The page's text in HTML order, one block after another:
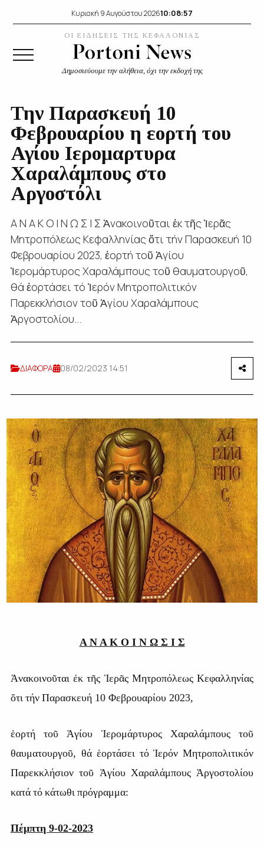
Κυριακή 9 Αυγούστου 202610:08:57
ΟΙ ΕΙΔΗΣΕΙΣ ΤΗΣ ΚΕΦΑΛΟΝΙΑΣ
Δημοσιεύουμε την αλήθεια, όχι την εκδοχή της
Την Παρασκευή 10
Φεβρουαρίου η εορτή του
Αγίου Ιερομαρτυρα
Χαραλάμπους στο
Αργοστόλι
Α Ν Α Κ Ο Ι Ν Ω Σ Ι Σ Ἀνακοινοῦται ἐκ τῆς Ἱερᾶς
Μητροπόλεως Κεφαλληνίας ὅτι τήν Παρασκευή 10
Φεβρουαρίου 2023, ἑορτή τοῦ Ἁγίου
Ἱερομάρτυρος Χαραλάμπους τοῦ θαυματουργοῦ,
θά ἑορτάσει τό Ἱερόν Μητροπολιτικόν
Παρεκκλήσιον τοῦ Ἁγίου Χαραλάμπους
Ἀργοστολίου...
ΔΙΑΦΟΡΑ 08/02/2023 14:51
Α Ν Α Κ Ο Ι Ν Ω Σ Ι Σ
Ἀνακοινοῦται ἐκ τῆς Ἱερᾶς Μητροπόλεως Κεφαλληνίας
ὅτι τήν Παρασκευή10 Φεβρουαρίου2023,
ἑορτή τοῦ Ἁγίου Ἱερομάρτυρος Χαραλάμπους
τοῦ
θαυματουργοῦ, θά ἑορτάσει τό Ἱερόν Μητροπολιτικόν
Παρεκκλήσιον τοῦ Ἁγίου Χαραλάμπους Ἀργοστολίου
κατά τό κάτωθι πρόγραμμα:
Πέμπτη 9-02-2023